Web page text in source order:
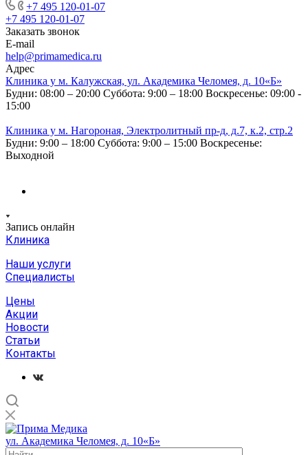
+7 495 120-01-07
+7 495 120-01-07
Заказать звонок
E-mail
help@primamedica.ru
Адрес
Клиника у м. Калужская, ул. Академика Челомея, д. 10«Б»
Будни: 08:00 – 20:00 Суббота: 9:00 – 18:00 Воскресенье: 09:00 -
15:00
Клиника у м. Нагороная, Электролитный пр-д, д.7, к.2, стр.2
Будни: 9:00 – 18:00 Суббота: 9:00 – 15:00 Воскресенье:
Выходной
Запись онлайн
Клиника
Наши услуги
Специалисты
Цены
Акции
Новости
Статьи
Контакты
ул. Академика Челомея, д. 10«Б»